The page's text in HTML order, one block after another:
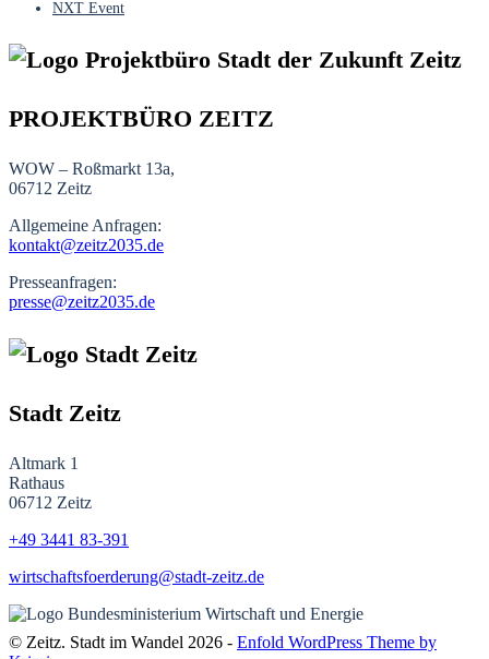
NXT Event
PROJEKTBÜRO ZEITZ
WOW – Roßmarkt 13a,
06712 Zeitz
Allgemeine Anfragen:
kontakt@zeitz2035.de
Presseanfragen:
presse@zeitz2035.de
Stadt Zeitz
Altmark 1
Rathaus
06712 Zeitz
+49 3441 83-391
wirtschaftsfoerderung@stadt-zeitz.de
© Zeitz. Stadt im Wandel 2026 - Enfold WordPress Theme by